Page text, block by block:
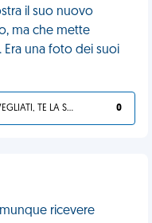
il suo nuovo
ma che mette
una foto dei suoi
SVEGLIATI, TE LA SEI CERCATA! 0
ricevere